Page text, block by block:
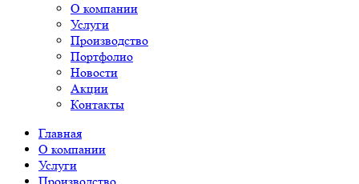
О компании
Услуги
Производство
Портфолио
Новости
Акции
Контакты
Главная
О компании
Услуги